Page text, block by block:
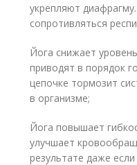
укрепляют
сопротивляться
Йога снижает
приводят в порядок
цепочке тормозит
в организме;
Йога повышает
улучшает
результате даже